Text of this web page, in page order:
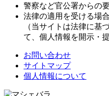
警察など官公署からの
法律の適用を受ける場合
（当サイトは法律に基
て、個人情報を開示・
お問い合わせ
サイトマップ
個人情報について